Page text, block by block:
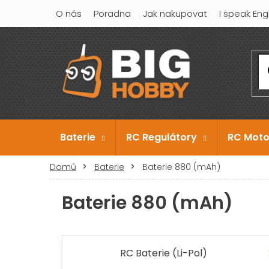
obsah
O nás Poradna Jak nakupovat I speak
Baterie RC Regulátory RC
Domů Baterie Baterie 880 (mAh)
Baterie 880 (mAh)
RC Baterie (Li-Pol)